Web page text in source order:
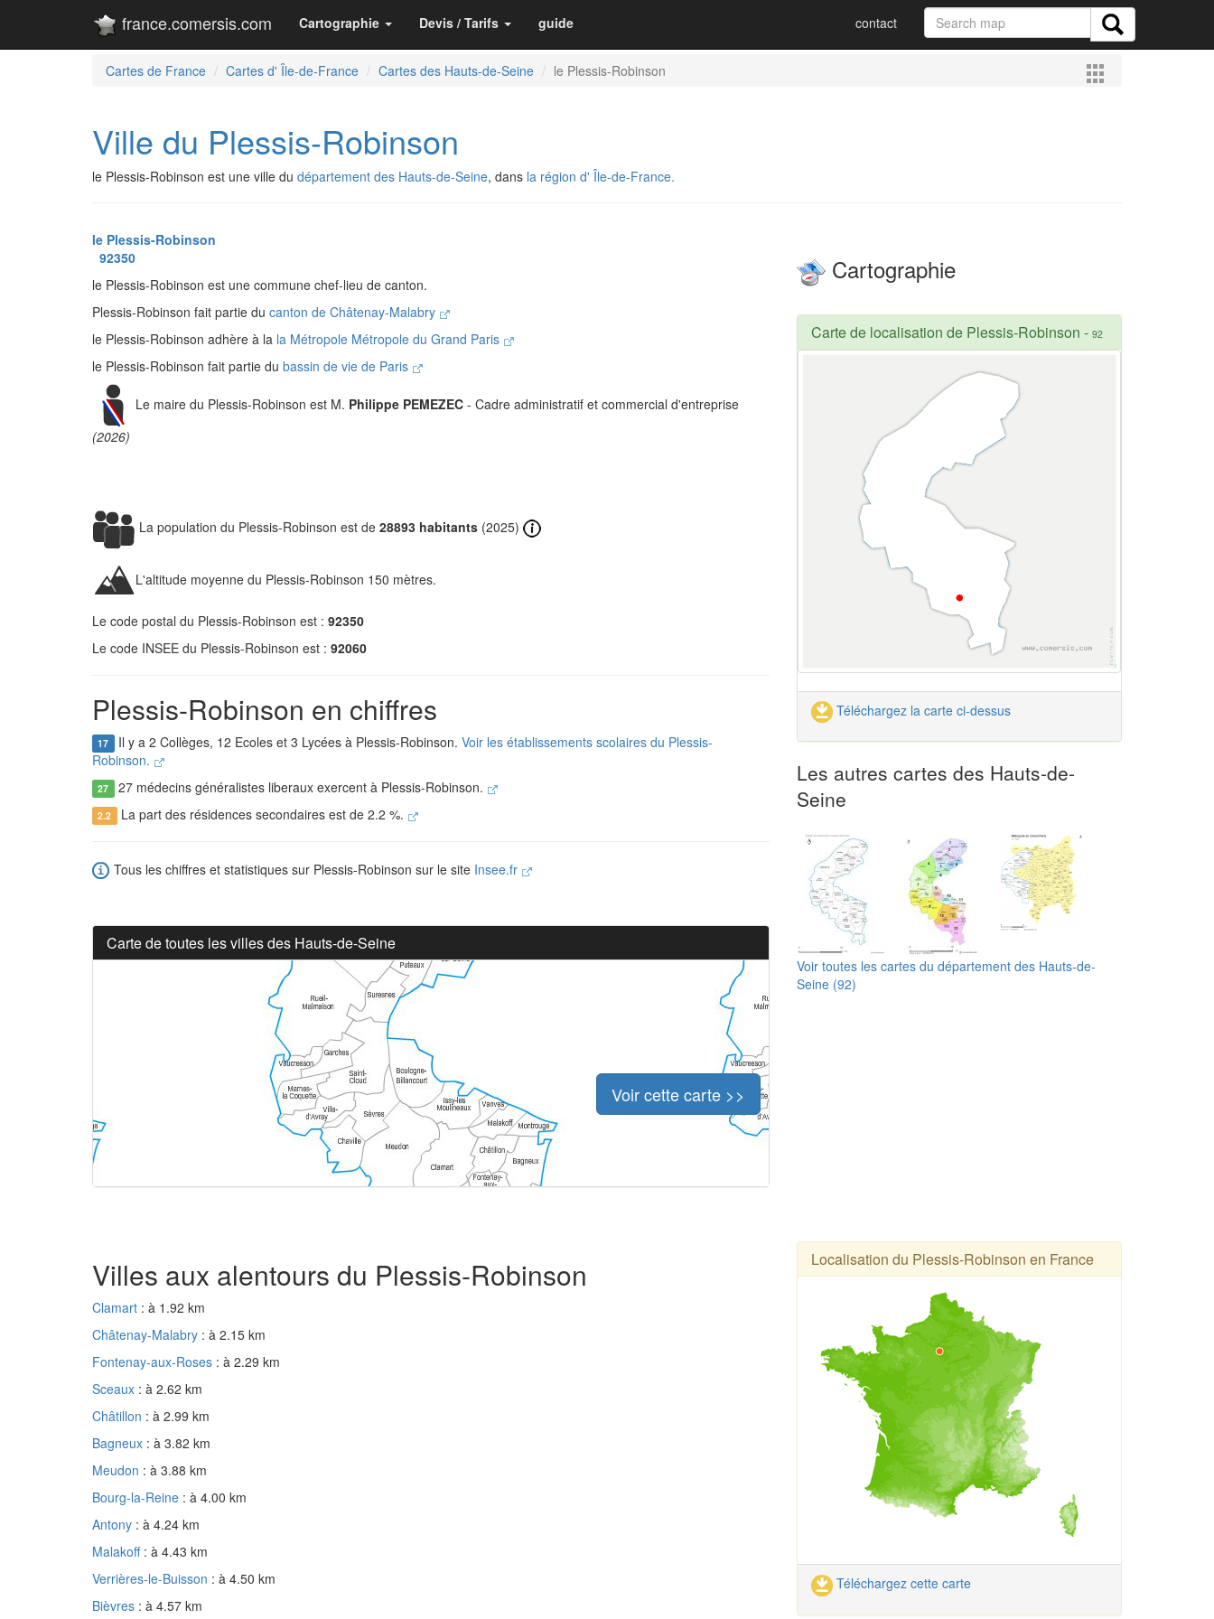
france.comersis.com Cartographie Devis / Tarifs guide contact
Cartes de France Cartes d' Île-de-France Cartes des Hauts-de-Seine le Plessis-Robinson
Ville du Plessis-Robinson
le Plessis-Robinson est une ville du département des Hauts-de-Seine, dans la région d' Île-de-France.
le Plessis-Robinson
92350
le Plessis-Robinson est une commune chef-lieu de canton.
Plessis-Robinson fait partie du canton de Châtenay-Malabry
le Plessis-Robinson adhère à la la Métropole Métropole du Grand Paris
le Plessis-Robinson fait partie du bassin de vie de Paris
Le maire du Plessis-Robinson est M. Philippe PEMEZEC - Cadre administratif et commercial d'entreprise
(2026)
La population du Plessis-Robinson est de 28893 habitants (2025)
L'altitude moyenne du Plessis-Robinson 150 mètres.
Le code postal du Plessis-Robinson est : 92350
Le code INSEE du Plessis-Robinson est : 92060
Plessis-Robinson en chiffres
17 Il y a 2 Collèges, 12 Ecoles et 3 Lycées à Plessis-Robinson. Voir les établissements scolaires du Plessis-
Robinson.
27 27 médecins généralistes liberaux exercent à Plessis-Robinson.
2.2 La part des résidences secondaires est de 2.2 %.
Tous les chiffres et statistiques sur Plessis-Robinson sur le site Insee.fr
Carte de toutes les villes des Hauts-de-Seine
Voir cette carte >>
Cartographie
Carte de localisation de Plessis-Robinson - 92
Téléchargez la carte ci-dessus
Les autres cartes des Hauts-de-
Seine
Voir toutes les cartes du département des Hauts-de-
Seine (92)
Villes aux alentours du Plessis-Robinson
Clamart : à 1.92 km
Châtenay-Malabry : à 2.15 km
Fontenay-aux-Roses : à 2.29 km
Sceaux : à 2.62 km
Châtillon : à 2.99 km
Bagneux : à 3.82 km
Meudon : à 3.88 km
Bourg-la-Reine : à 4.00 km
Antony : à 4.24 km
Malakoff : à 4.43 km
Verrières-le-Buisson : à 4.50 km
Bièvres : à 4.57 km
Localisation du Plessis-Robinson en France
Téléchargez cette carte